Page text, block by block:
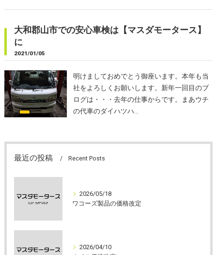
大和郡山市での安心車検は【マスダモータース】
に
2021/01/05
明けましておめでとう御座います。本年も当
社をよろしくお願いします。新年一回目のブ
ログは・・・去年の仕事からです。まあウチ
の代車のダイハツハ…
最近の投稿 Recent Posts
2026/05/18
ワコーズ製品の価格改定
2026/04/10